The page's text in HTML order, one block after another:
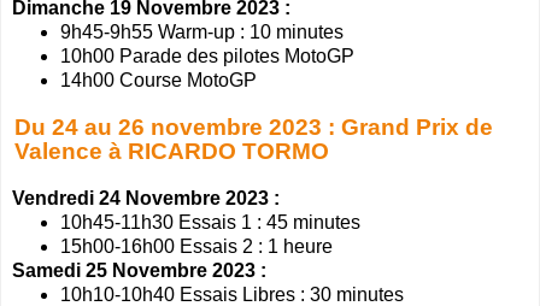
Dimanche 19 Novembre 2023 :
9h45-9h55 Warm-up : 10 minutes
10h00 Parade des pilotes MotoGP
14h00 Course MotoGP
Du 24 au 26 novembre 2023 : Grand Prix de
Valence à RICARDO TORMO
Vendredi 24 Novembre 2023 :
10h45-11h30 Essais 1 : 45 minutes
15h00-16h00 Essais 2 : 1 heure
Samedi 25 Novembre 2023 :
10h10-10h40 Essais Libres : 30 minutes